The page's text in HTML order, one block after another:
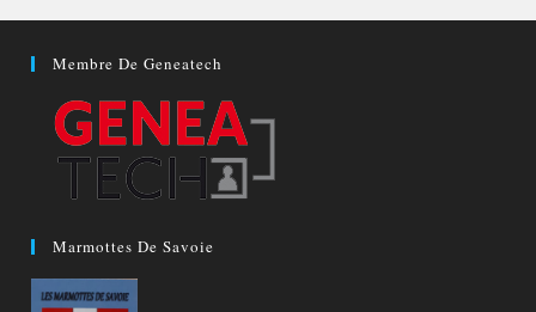
Membre De Geneatech
Marmottes De Savoie